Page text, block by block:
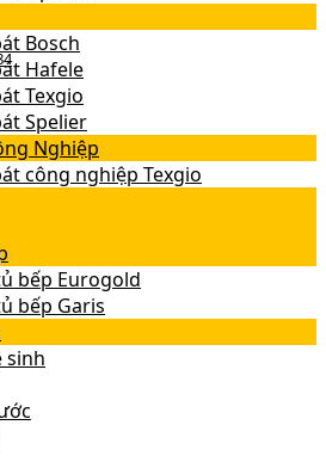
Bosch
Hafele
Texgio
Spelier
Nghiệp
công nghiệp Texgio
bếp Eurogold
bếp Garis
sinh